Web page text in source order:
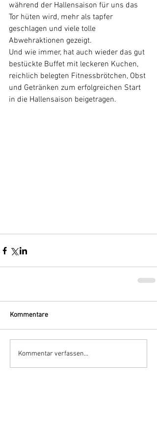
während der Hallensaison für uns das
Tor hüten wird, mehr als tapfer
geschlagen und viele tolle
Abwehraktionen gezeigt.
Und wie immer, hat auch wieder das gut
bestückte Buffet mit leckeren Kuchen,
reichlich belegten Fitnessbrötchen, Obst
und Getränken zum erfolgreichen Start
in die Hallensaison beigetragen.
Kommentare
Kommentar verfassen...